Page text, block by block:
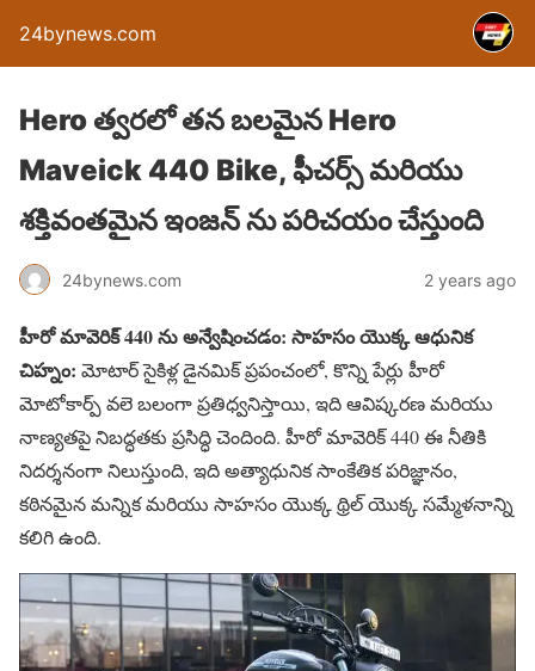
24bynews.com
Hero త్వరలో తన బలమైన Hero
Maveick 440 Bike, ఫీచర్స్ మరియు
శక్తివంతమైన ఇంజన్ ను పరిచయం చేస్తుంది
24bynews.com 2 years ago
హీరో మావెరిక్ 440 ను అన్వేషించడం: సాహసం యొక్క ఆధునిక
చిహ్నం: మోటార్ సైకిళ్ల డైనమిక్ ప్రపంచంలో, కొన్ని పేర్లు హీరో
మోటోకార్ప్ వలె బలంగా ప్రతిధ్వనిస్తాయి, ఇది ఆవిష్కరణ మరియు
నాణ్యతపై నిబద్ధతకు ప్రసిద్ధి చెందింది. హీరో మావెరిక్ 440 ఈ నీతికి
నిదర్శనంగా నిలుస్తుంది, ఇది అత్యాధునిక సాంకేతిక పరిజ్ఞానం,
కఠినమైన మన్నిక మరియు సాహసం యొక్క థ్రిల్ యొక్క సమ్మేళనాన్ని
కలిగి ఉంది.